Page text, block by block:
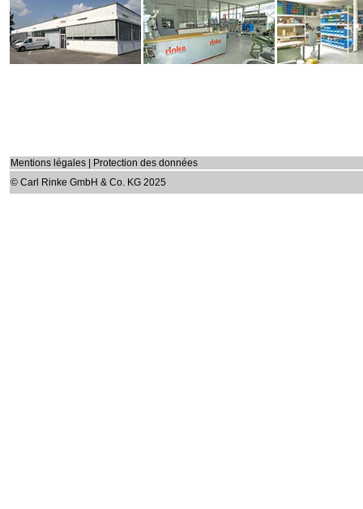
Mentions légales
Protection des données
© Carl Rinke GmbH & Co. KG 2025